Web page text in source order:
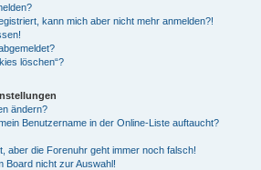
kann mich aber nicht mehr anmelden?!
löschen“?
ändern?
Benutzername in der Online-Liste auftaucht?
aber die Forenuhr geht immer noch falsch!
Board nicht zur Auswahl!